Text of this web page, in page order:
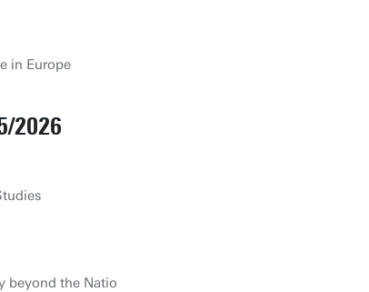
in Europe
2026
beyond the Natio